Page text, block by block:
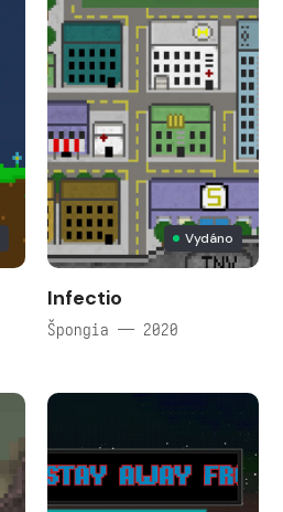
Vydáno
Infectio
Špongia — 2020